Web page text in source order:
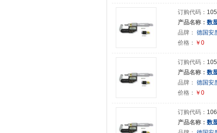
订购代码：
产品名称： 数
品牌： 德国安
价格： ￥0
订购代码：
产品名称： 数
品牌： 德国安
价格： ￥0
订购代码：
产品名称： 数